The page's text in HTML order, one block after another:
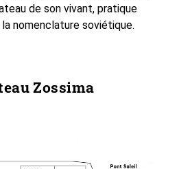
de son vivant, pratique
nomenclature soviétique.
Zossima